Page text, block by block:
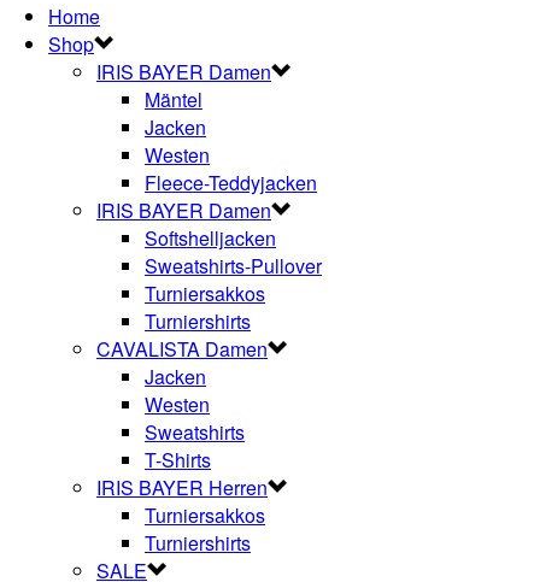
Home
Shop
IRIS BAYER Damen
Mäntel
Jacken
Westen
Fleece-Teddyjacken
IRIS BAYER Damen
Softshelljacken
Sweatshirts-Pullover
Turniersakkos
Turniershirts
CAVALISTA Damen
Jacken
Westen
Sweatshirts
T-Shirts
IRIS BAYER Herren
Turniersakkos
Turniershirts
SALE